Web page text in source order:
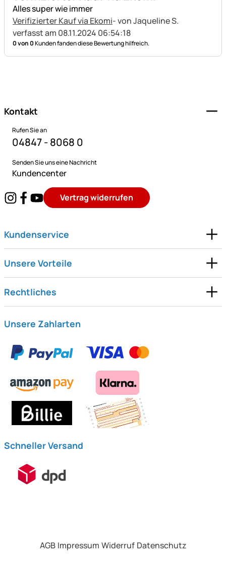
Alles super wie immer
Verifizierter Kauf via Ekomi- von Jaqueline S.
verfasst am 08.11.2024 06:54:18
0 von 0Kunden fanden diese Bewertung hilfreich.
Kontakt
Rufen Sie an
04847 - 8068 0
Senden Sie uns eine Nachricht
Kundencenter
Vertrag widerrufen
Kundenservice
Unsere Vorteile
Rechtliches
Unsere Zahlarten
Schneller Versand
AGB Impressum Widerruf Datenschutz